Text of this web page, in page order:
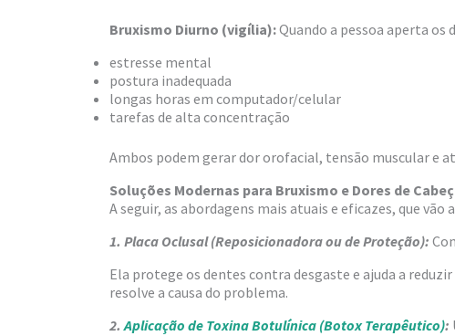
Bruxismo Diurno (vigília):Quando a pessoa aperta os
estresse mental
postura inadequada
longas horas em computador/celular
tarefas de alta concentração
Ambos podem gerar dor orofacial, tensão muscular e
Soluções Modernas para Bruxismo e Dores de
A seguir, as abordagens mais atuais e eficazes, que
1. Placa Oclusal (Reposicionadora ou de Proteção):
Ela protege os dentes contra desgaste e ajuda a
resolve a causa do problema.
2.Aplicação de Toxina Botulínica (Botox Terapêutico):